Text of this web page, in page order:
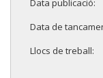
Data publicació:
Data de
Llocs de treball: